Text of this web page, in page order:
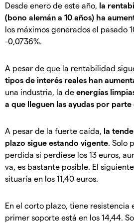
Desde enero de este año, la
(bono alemán a 10 años) ha
los máximos generados el pasado
-0,0736%.
A pesar de que la rentabilidad
tipos de interés reales han
una industria, la de energías
a que lleguen las ayudas por
A pesar de la fuerte caída, la
plazo sigue estando vigente. Solo
perdida si perdiese los 13 euros,
va, es bastante posible. El
situaría en los 11,40 euros.
En el corto plazo, tiene resistencia
primer soporte está en los 14,44.